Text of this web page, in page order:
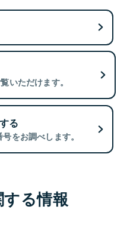
いただけます。
る
をお調べします。
る情報